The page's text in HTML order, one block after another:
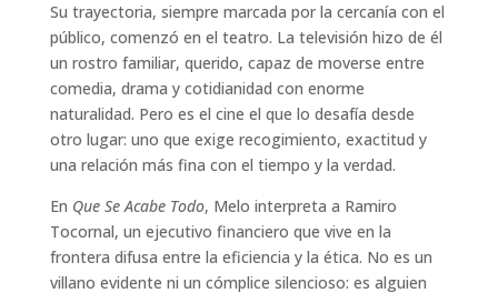
Su trayectoria, siempre marcada por la cercanía con el
público, comenzó en el teatro. La televisión hizo de él
un rostro familiar, querido, capaz de moverse entre
comedia, drama y cotidianidad con enorme
naturalidad. Pero es el cine el que lo desafía desde
otro lugar: uno que exige recogimiento, exactitud y
una relación más fina con el tiempo y la verdad.
En Que Se Acabe Todo, Melo interpreta a Ramiro
Tocornal, un ejecutivo financiero que vive en la
frontera difusa entre la eficiencia y la ética. No es un
villano evidente ni un cómplice silencioso: es alguien